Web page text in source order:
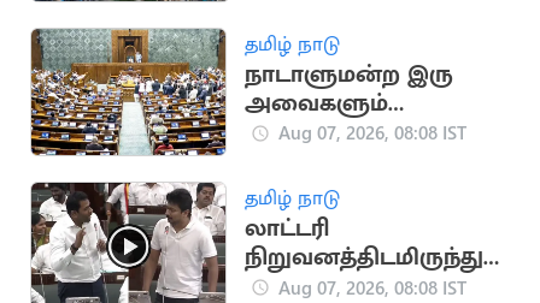
தமிழ் நாடு
நாடாளுமன்ற இரு
அவைகளும்
திங்கள்கிழமை வரை
Aug 07, 2026, 08:08 IST
தமிழ் நாடு
லாட்டரி
நிறுவனத்திடமிருந்து
ஏன் ரூ.900 கோடி
Aug 07, 2026, 08:08 IST